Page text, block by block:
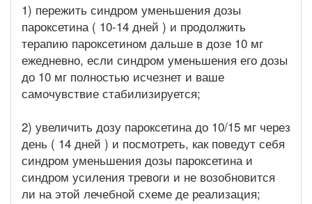
1) пережить синдром уменьшения дозы
пароксетина ( 10-14 дней ) и продолжить
терапию пароксетином дальше в дозе 10 мг
ежедневно, если синдром уменьшения его дозы
до 10 мг полностью исчезнет и ваше
самочувствие стабилизируется;
2) увеличить дозу пароксетина до 10/15 мг через
день ( 14 дней ) и посмотреть, как поведут себя
синдром уменьшения дозы пароксетина и
синдром усиления тревоги и не возобновится
ли на этой лечебной схеме де реализация;